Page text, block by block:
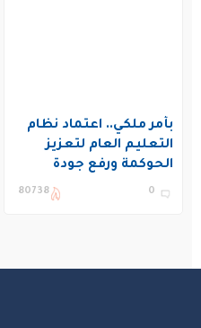
بأمر ملكي.. اعتماد نظام
التعليم العام لتعزيز
الحوكمة ورفع جودة
التعليم في المملكة
0
80738